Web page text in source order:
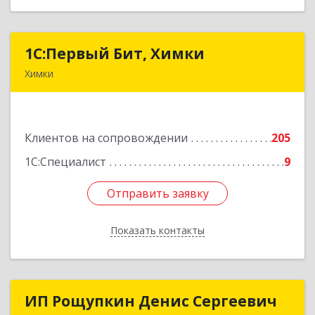
1С:Первый Бит, Химки
Химки
Клиентов на сопровождении
205
1С:Специалист
9
Отправить заявку
Показать контакты
1С:Первый Бит, Химки
Подробнее
Отправить заявку
Назад
ИП Рощупкин Денис Сергеевич
ИП Рощупкин Денис Сергеевич